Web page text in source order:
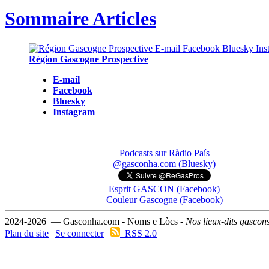
Sommaire Articles
Région Gascogne Prospective
E-mail
Facebook
Bluesky
Instagram
Podcasts sur Ràdio País
@gasconha.com (Bluesky)
Esprit GASCON (Facebook)
Couleur Gascogne (Facebook)
2024-2026 — Gasconha.com - Noms e Lòcs - Nos lieux-dits
Plan du site | Se connecter| RSS 2.0